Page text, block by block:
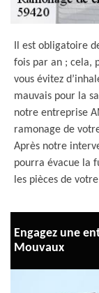
Il est obligatoire
fois par an ; cela,
vous évitez
mauvais pour la
notre entreprise
ramonage de
Après notre
pourra évacue la
les pièces de
Engagez une
Mouvaux